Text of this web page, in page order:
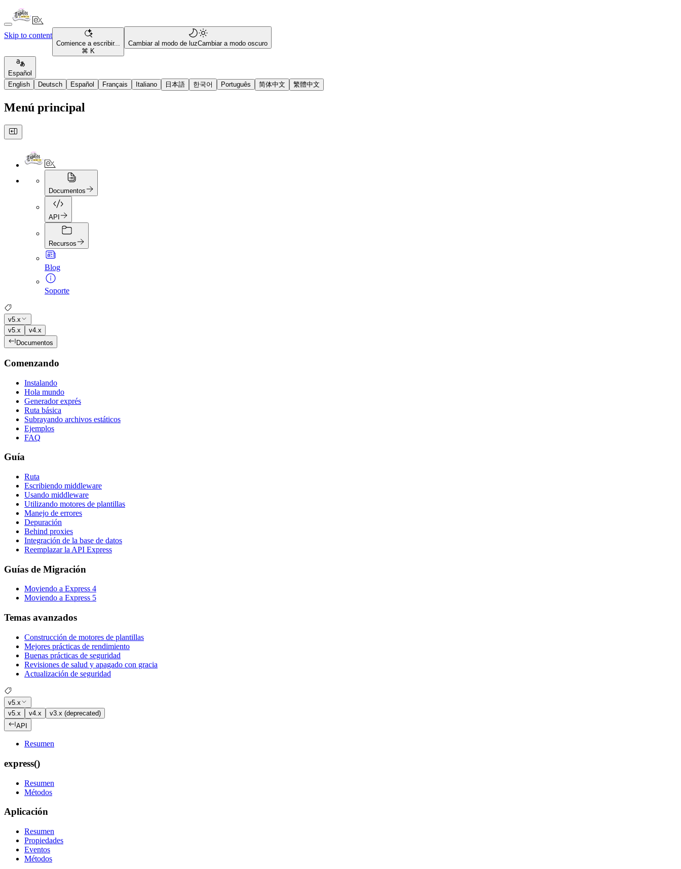
Skip to content
Comience a escribir...
⌘ K
Cambiar al modo de luzCambiar a modo oscuro
Español
English
Deutsch Español Français Italiano 日本語 한국어 Português 简体中文 繁體中文
Menú principal
Documentos
API
Recursos
Blog
Soporte
v5.x
v5.x
v4.x
Documentos
Comenzando
Instalando
Hola mundo
Generador exprés
Ruta básica
Subrayando archivos estáticos
Ejemplos
FAQ
Guía
Ruta
Escribiendo middleware
Usando middleware
Utilizando motores de plantillas
Manejo de errores
Depuración
Behind proxies
Integración de la base de datos
Reemplazar la API Express
Guías de Migración
Moviendo a Express 4
Moviendo a Express 5
Temas avanzados
Construcción de motores de plantillas
Mejores prácticas de rendimiento
Buenas prácticas de seguridad
Revisiones de salud y apagado con gracia
Actualización de seguridad
v5.x
v5.x
v4.x
v3.x (deprecated)
API
Resumen
express()
Resumen
Métodos
Aplicación
Resumen
Propiedades
Eventos
Métodos